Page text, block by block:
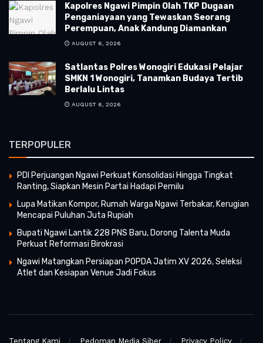
Kapolres Ngawi Pimpin Olah TKP Dugaan
Penganiayaan yang Tewaskan Seorang
Perempuan, Anak Kandung Diamankan
AUGUST 6, 2026
Satlantas Polres Wonogiri Edukasi Pelajar
SMKN 1 Wonogiri, Tanamkan Budaya Tertib
Berlalu Lintas
AUGUST 6, 2026
TERPOPULER
PDI Perjuangan Ngawi Perkuat Konsolidasi Hingga Tingkat
Ranting, Siapkan Mesin Partai Hadapi Pemilu
Lupa Matikan Kompor, Rumah Warga Ngawi Terbakar, Kerugian
Mencapai Puluhan Juta Rupiah
Bupati Ngawi Lantik 228 PNS Baru, Dorong Talenta Muda
Perkuat Reformasi Birokrasi
Ngawi Matangkan Persiapan POPDA Jatim XV 2026, Seleksi
Atlet dan Kesiapan Venue Jadi Fokus
Tentang Kami Pedoman Media Siber Privacy Policy